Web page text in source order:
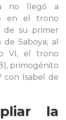
no llegó a
en el trono
de su primer
Saboya; al
VI, el trono
primogénito
con Isabel de
la